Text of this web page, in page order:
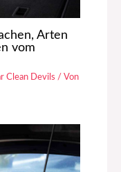
Arten
vom
Clean Devils / Von